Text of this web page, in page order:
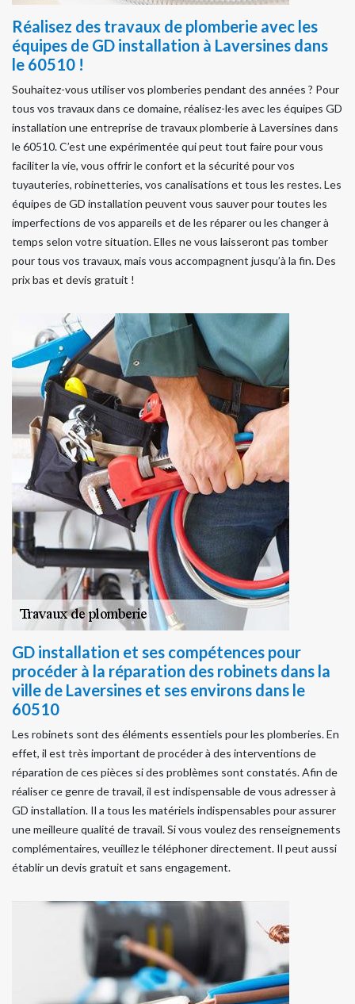
Réalisez des travaux de plomberie avec les
équipes de GD installation à Laversines dans
le 60510 !
Souhaitez-vous utiliser vos plomberies pendant des années ? Pour
tous vos travaux dans ce domaine, réalisez-les avec les équipes GD
installation une entreprise de travaux plomberie à Laversines dans
le 60510. C’est une expérimentée qui peut tout faire pour vous
faciliter la vie, vous offrir le confort et la sécurité pour vos
tuyauteries, robinetteries, vos canalisations et tous les restes. Les
équipes de GD installation peuvent vous sauver pour toutes les
imperfections de vos appareils et de les réparer ou les changer à
temps selon votre situation. Elles ne vous laisseront pas tomber
pour tous vos travaux, mais vous accompagnent jusqu’à la fin. Des
prix bas et devis gratuit !
GD installation et ses compétences pour
procéder à la réparation des robinets dans la
ville de Laversines et ses environs dans le
60510
Les robinets sont des éléments essentiels pour les plomberies. En
effet, il est très important de procéder à des interventions de
réparation de ces pièces si des problèmes sont constatés. Afin de
réaliser ce genre de travail, il est indispensable de vous adresser à
GD installation. Il a tous les matériels indispensables pour assurer
une meilleure qualité de travail. Si vous voulez des renseignements
complémentaires, veuillez le téléphoner directement. Il peut aussi
établir un devis gratuit et sans engagement.